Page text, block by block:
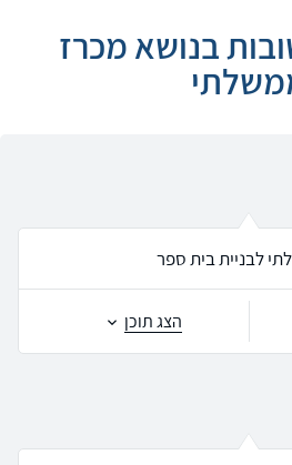
בנושא מכרז
לבניית בית ספר
הצג תוכן